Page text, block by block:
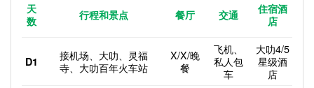
天
数
行程和景点 餐厅 交通
住宿酒
店
D1
接机场、大叻、灵福
寺、大叻百年火车站
X/X/晚
餐
飞机、
私人包
车
大叻4/5
星级酒
店